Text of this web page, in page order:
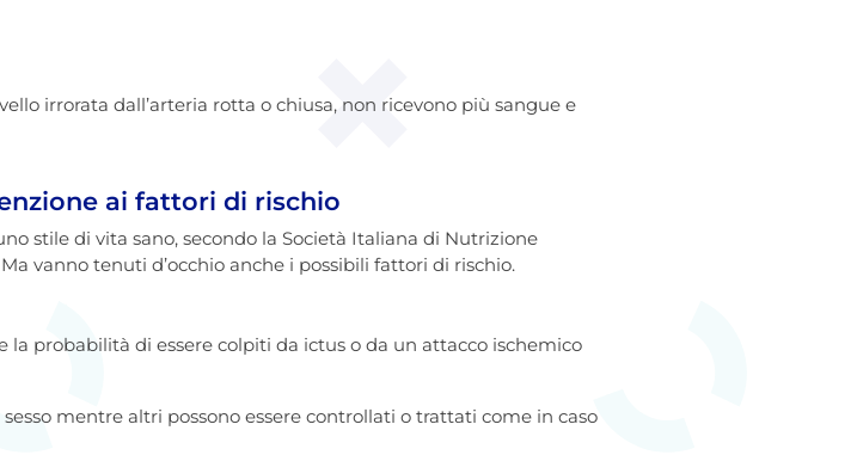
irrorata dall’arteria rotta o chiusa, non ricevono più sangue e
ai fattori di rischio
stile di vita sano, secondo la Società Italiana di Nutrizione
vanno tenuti d’occhio anche i possibili fattori di rischio.
la probabilità di essere colpiti da ictus o da un attacco ischemico
mentre altri possono essere controllati o trattati come in caso